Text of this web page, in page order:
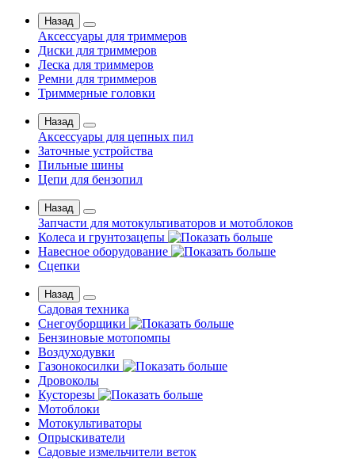
Назад
Аксессуары для триммеров
Диски для триммеров
Леска для триммеров
Ремни для триммеров
Триммерные головки
Назад
Аксессуары для цепных пил
Заточные устройства
Пильные шины
Цепи для бензопил
Назад
Запчасти для мотокультиваторов и мотоблоков
Колеса и грунтозацепы
Навесное оборудование
Сцепки
Назад
Садовая техника
Снегоуборщики
Бензиновые мотопомпы
Воздуходувки
Газонокосилки
Дровоколы
Кусторезы
Мотоблоки
Мотокультиваторы
Опрыскиватели
Садовые измельчители веток